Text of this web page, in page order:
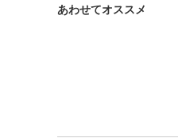
あわせてオススメ